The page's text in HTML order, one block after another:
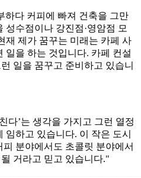
하다 커피에 빠져 건축을 그만
성수점이나 강진점·영암점 모
재 제가 꿈꾸는 미래는 카페 사
일을 하는 것입니다. 카페 컨설
일을 꿈꾸고 준비하고 있습니
다’는 생각을 가지고 그런 열정
하고 있습니다. 이 작은 도시
분야에서도 초콜릿 분야에서
거라고 믿고 있습니다."